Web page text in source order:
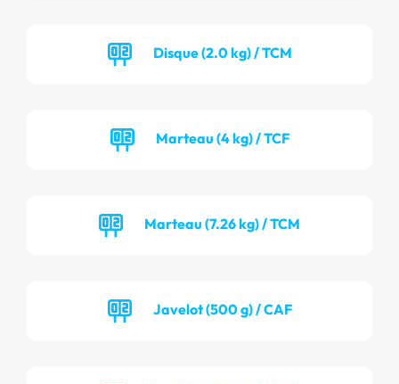
Disque (2.0 kg) / TCM
Marteau (4 kg) / TCF
Marteau (7.26 kg) / TCM
Javelot (500 g) / CAF